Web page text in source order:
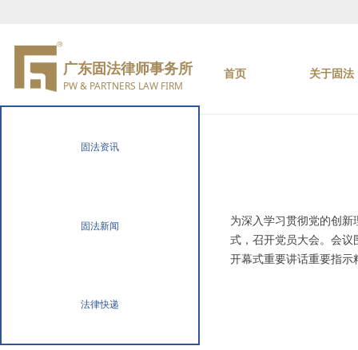
广东固法律师事务所
PW & PARTNERS LAW FIRM
首页 关于固法
为深入学习贯彻党的创新
式，召开党员大会。会议
开幕式重要讲话重要指示
固法资讯
固法新闻
法律快递